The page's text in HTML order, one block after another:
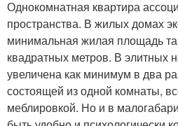
Однокомнатная квартира
пространства. В жилых домах
минимальная жилая площадь
квадратных метров. В элитных
увеличена как минимум в два
состоящей из одной комнаты,
меблировкой. Но и в